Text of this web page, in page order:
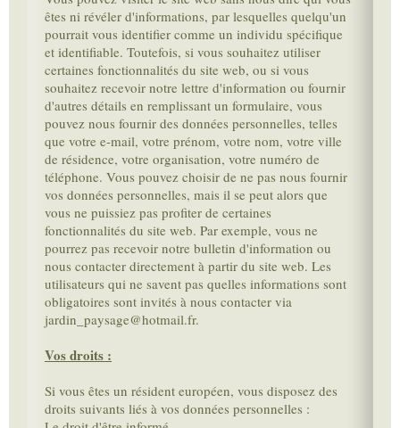
êtes ni révéler d'informations, par lesquelles quelqu'un
pourrait vous identifier comme un individu spécifique
et identifiable. Toutefois, si vous souhaitez utiliser
certaines fonctionnalités du site web, ou si vous
souhaitez recevoir notre lettre d'information ou fournir
d'autres détails en remplissant un formulaire, vous
pouvez nous fournir des données personnelles, telles
que votre e-mail, votre prénom, votre nom, votre ville
de résidence, votre organisation, votre numéro de
téléphone. Vous pouvez choisir de ne pas nous fournir
vos données personnelles, mais il se peut alors que
vous ne puissiez pas profiter de certaines
fonctionnalités du site web. Par exemple, vous ne
pourrez pas recevoir notre bulletin d'information ou
nous contacter directement à partir du site web. Les
utilisateurs qui ne savent pas quelles informations sont
obligatoires sont invités à nous contacter via
jardin_paysage@hotmail.fr.
Vos droits :
Si vous êtes un résident européen, vous disposez des
droits suivants liés à vos données personnelles :